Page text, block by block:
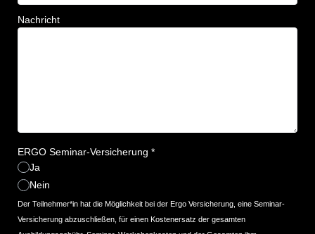
Nachricht
ERGO Seminar-Versicherung *
Ja
Nein
Der Teilnehmer*in hat die Möglichkeit bei der Ergo Versicherung, eine Seminar-
Versicherung abzuschließen, für einen Kostenersatz der gesamten